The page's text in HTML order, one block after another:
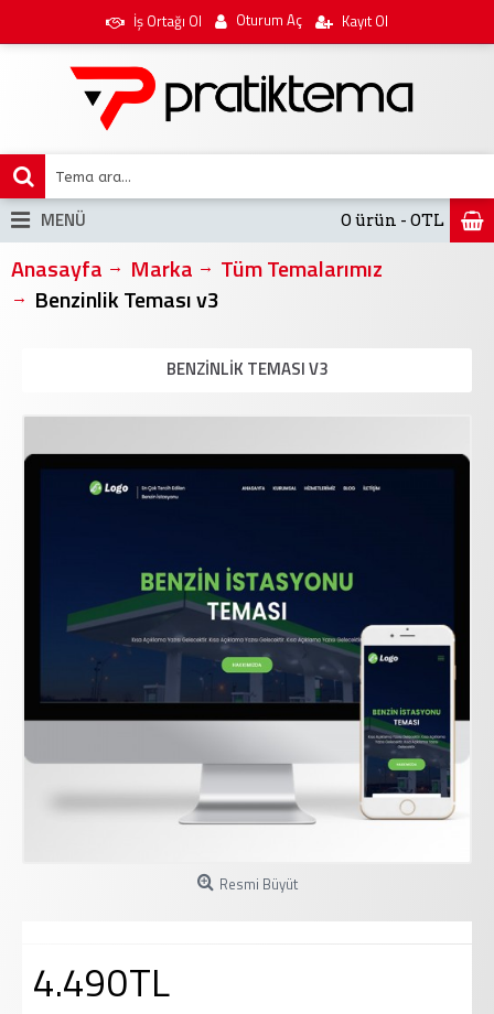
İş Ortağı Ol Oturum Aç Kayıt Ol
0 ürün - 0TL
MENÜ
Anasayfa Marka
Tüm Temalarımız
Benzinlik Teması v3
BENZINLIK TEMASI V3
Resmi Büyüt
4.490TL